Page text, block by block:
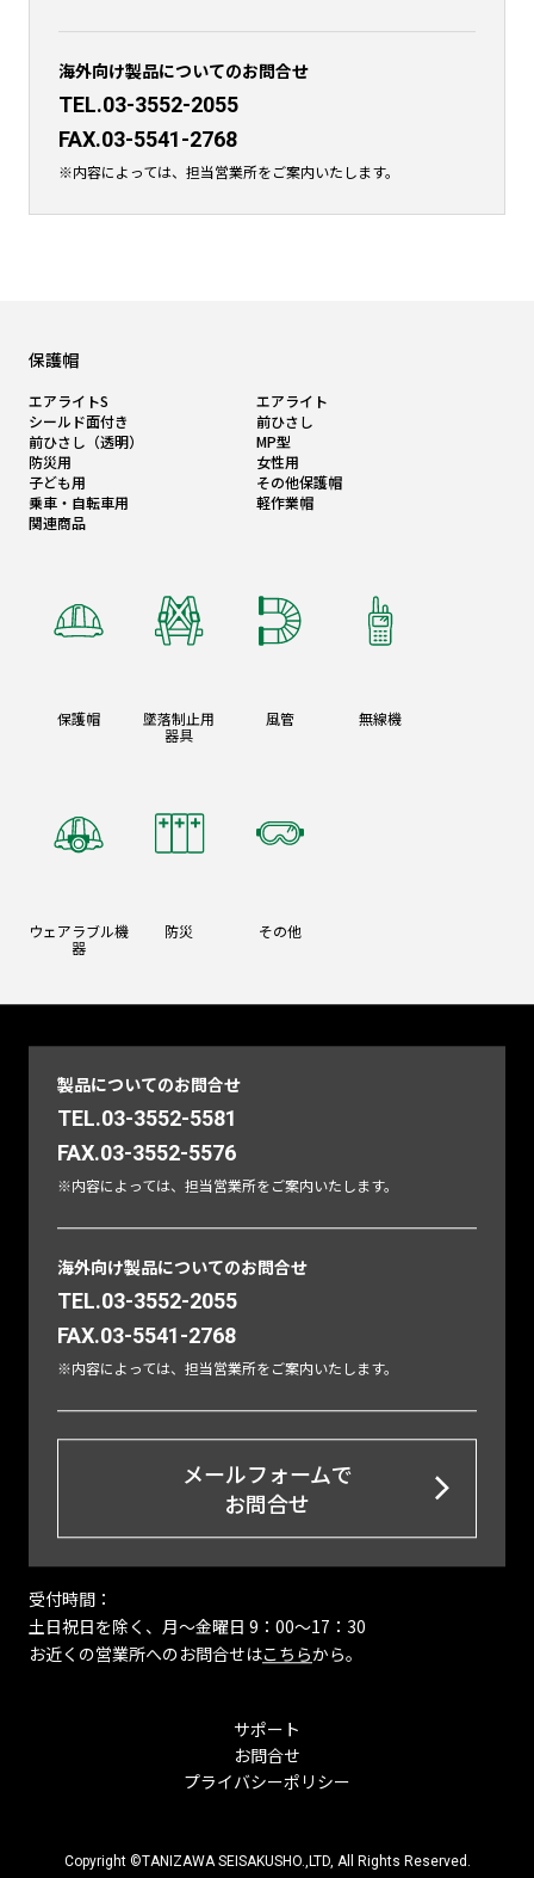
海外向け製品についてのお問合せ
TEL.03-3552-2055
FAX.03-5541-2768
※内容によっては、担当営業所をご案内いたします。
保護帽
エアライトS
エアライト
シールド面付き
前ひさし
前ひさし（透明）
MP型
防災用
女性用
子ども用
その他保護帽
乗車・自転車用
軽作業帽
関連商品
保護帽
墜落制止用
器具
風管 無線機
ウェアラブル機
器
防災 その他
製品についてのお問合せ
TEL.03-3552-5581
FAX.03-3552-5576
※内容によっては、担当営業所をご案内いたします。
海外向け製品についてのお問合せ
TEL.03-3552-2055
FAX.03-5541-2768
※内容によっては、担当営業所をご案内いたします。
メールフォームで
お問合せ
受付時間：
土日祝日を除く、月〜金曜日 9：00～17：30
お近くの営業所へのお問合せはこちらから。
サポート
お問合せ
プライバシーポリシー
Copyright ©TANIZAWA SEISAKUSHO.,LTD, All Rights Reserved.